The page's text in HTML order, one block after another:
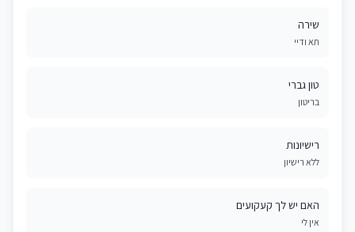
שירה
תא ודיי
טון גברי
בריטון
רישיונות
ללא רישיון
האם יש לך קעקועים
אין לי